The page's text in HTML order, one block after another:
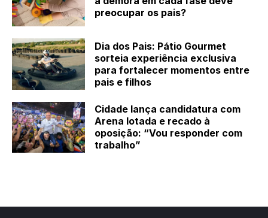
preocupar os pais?
Dia dos Pais: Pátio Gourmet
sorteia experiência exclusiva
para fortalecer momentos entre
pais e filhos
Cidade lança candidatura com
Arena lotada e recado à
oposição: “Vou responder com
trabalho”